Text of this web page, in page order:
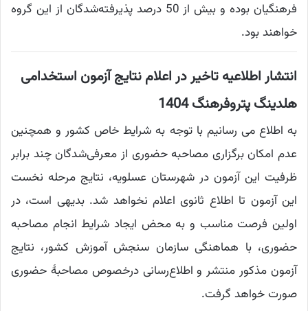
فرهنگیان بوده و بیش از 50 درصد پذیرفته‌شدگان از این گروه
خواهند بود.
انتشار اطلاعیه تاخیر در اعلام نتایج آزمون استخدامی
هلدینگ پتروفرهنگ 1404
به اطلاع می رسانیم با توجه به شرایط خاص کشور و همچنین
عدم امکان برگزاری مصاحبه حضوری از معرفی‌شدگان چند برابر
ظرفیت این آزمون در شهرستان عسلویه، نتایج مرحله نخست
این آزمون تا اطلاع ثانوی اعلام نخواهد شد.بدیهی است، در
اولین فرصت مناسب و به محض ایجاد شرایط انجام مصاحبه
حضوری، با هماهنگی سازمان سنجش آموزش کشور، نتایج
آزمون مذکور منتشر و اطلاع‌رسانی درخصوص مصاحبۀ حضوری
صورت خواهد گرفت.